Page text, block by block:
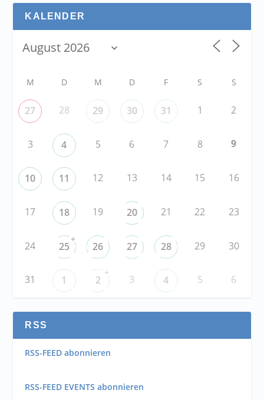
KALENDER
M D M D F S S
27 28 29 30 31 1 2
3 4 5 6 7 8 9
10 11 12 13 14 15 16
17 18 19 20 21 22 23
24 25
+
26 27 28 29 30
31 1 2
+
3 4 5 6
RSS
RSS-FEED abonnieren
RSS-FEED EVENTS abonnieren